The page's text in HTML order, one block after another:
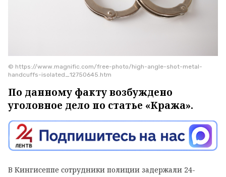
© https://www.magnific.com/free-photo/high-angle-shot-metal-
handcuffs-isolated_12750645.htm
По данному факту возбуждено
уголовное дело по статье «Кража».
В Кингисеппе сотрудники полиции задержали 24-